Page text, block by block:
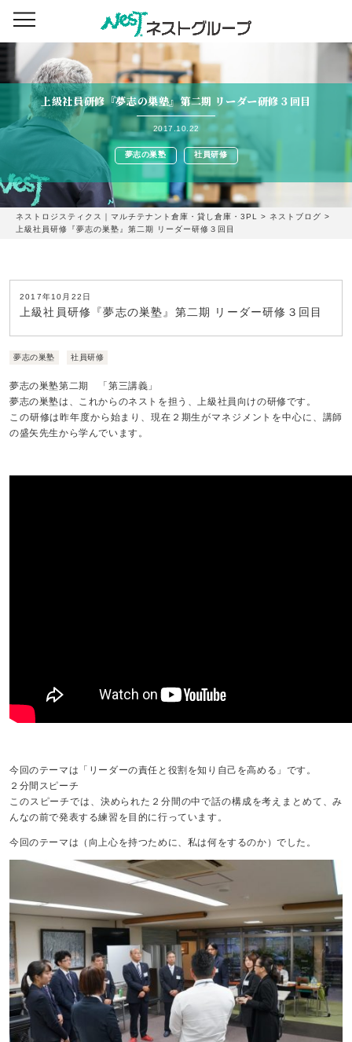
上級社員研修『夢志の巣塾』第二期 リーダー研修３回目
2017.10.22
夢志の巣塾 社員研修
ネストロジスティクス｜マルチテナント倉庫・貸し倉庫・3PL > ネストブログ >
上級社員研修『夢志の巣塾』第二期 リーダー研修３回目
2017年10月22日
上級社員研修『夢志の巣塾』第二期 リーダー研修３回目
夢志の巣塾 社員研修
夢志の巣塾第二期 「第三講義」
夢志の巣塾は、これからのネストを担う、上級社員向けの研修です。
この研修は昨年度から始まり、現在２期生がマネジメントを中心に、講師
の盛矢先生から学んでいます。
今回のテーマは「リーダーの責任と役割を知り自己を高める」です。
２分間スピーチ
このスピーチでは、決められた２分間の中で話の構成を考えまとめて、み
んなの前で発表する練習を目的に行っています。
今回のテーマは（向上心を持つために、私は何をするのか）でした。